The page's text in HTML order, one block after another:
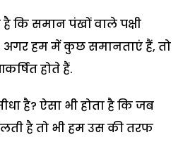
कि समान पंखों वाले पक्षी
हम में कुछ समानताएं हैं, तो
होते हैं.
है? ऐसा भी होता है कि जब
है तो भी हम उस की तरफ